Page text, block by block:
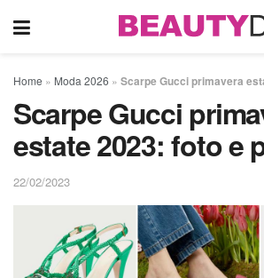
Home » Moda 2026 » Scarpe Gucci primavera
Scarpe Gucci
estate 2023: foto e
22/02/2023